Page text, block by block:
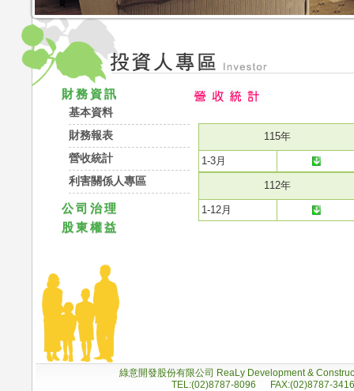
財務資訊
基本資料
財務報表
營收統計
利害關係人專區
公司治理
股東權益
115年
1-3月
112年
1-12月
綠意開發股份有限公司 ReaLy Development &
TEL:(02)8787-8096 FAX:(02)8787-